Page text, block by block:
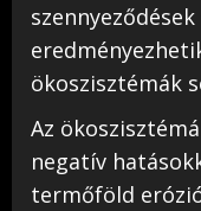
ökoszisztémák
Az
negatív
termőföld